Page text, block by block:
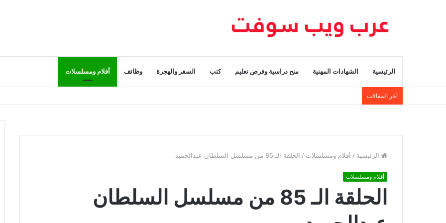
الرئيسية الشهادات المهنية منح دراسية وفرص تعليم كتب السفر والهجرة وظائف أفلام ومسلسلات
أخر المقالات
الرئيسية / أفلام ومسلسلات / الحلقة الـ 85 من مسلسل السلطان عبدالحميد
أفلام ومسلسلات
الحلقة الـ 85 من مسلسل السلطان